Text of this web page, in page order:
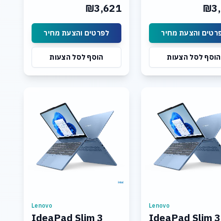
UHD Graphics
והצעת מחיר
הוסף לסל הצעות
UHD Graphics Display: 15.3
₪3,621
לפרטים והצעת מחיר
הוסף לסל הצעות
Lenovo
IdeaPad Slim 3
Lenovo
IdeaPad Slim 3